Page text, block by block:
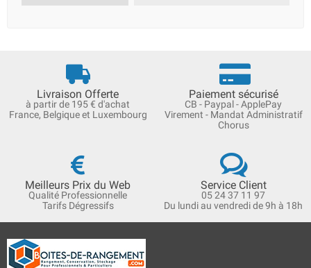
Livraison Offerte
à partir de 195 € d'achat
France, Belgique et Luxembourg
Paiement sécurisé
CB - Paypal - ApplePay
Virement - Mandat Administratif
Chorus
Meilleurs Prix du Web
Qualité Professionnelle
Tarifs Dégressifs
Service Client
05 24 37 11 97
Du lundi au vendredi de 9h à 18h